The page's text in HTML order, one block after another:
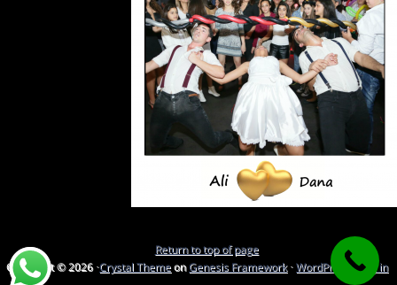
Return to top of page
Copyright © 2026 ·Crystal ThemeonGenesis Framework·WordPress·Log in